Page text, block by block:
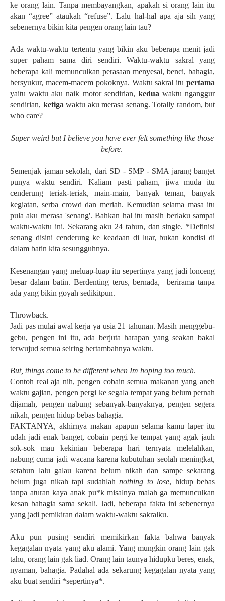
ke orang lain. Tanpa membayangkan, apakah si orang lain itu
akan “agree” ataukah “refuse”. Lalu hal-hal apa aja sih yang
sebenernya bikin kita pengen orang lain tau?
Ada waktu-waktu tertentu yang bikin aku beberapa menit jadi
super paham sama diri sendiri. Waktu-waktu sakral yang
beberapa kali memunculkan perasaan menyesal, benci, bahagia,
bersyukur, macem-macem pokoknya. Waktu sakral itu pertama
yaitu waktu aku naik motor sendirian, kedua waktu nganggur
sendirian, ketiga waktu aku merasa senang. Totally random, but
who care?
Super weird but I believe you have ever felt something like those
before.
Semenjak jaman sekolah, dari SD - SMP - SMA jarang banget
punya waktu sendiri. Kaliam pasti paham, jiwa muda itu
cenderung teriak-teriak, main-main, banyak teman, banyak
kegiatan, serba crowd dan meriah. Kemudian selama masa itu
pula aku merasa 'senang'. Bahkan hal itu masih berlaku sampai
waktu-waktu ini. Sekarang aku 24 tahun, dan single. *Definisi
senang disini cenderung ke keadaan di luar, bukan kondisi di
dalam batin kita sesungguhnya.
Kesenangan yang meluap-luap itu sepertinya yang jadi lonceng
besar dalam batin. Berdenting terus, bernada, berirama tanpa
ada yang bikin goyah sedikitpun.
Throwback.
Jadi pas mulai awal kerja ya usia 21 tahunan. Masih menggebu-
gebu, pengen ini itu, ada berjuta harapan yang seakan bakal
terwujud semua seiring bertambahnya waktu.
But, things come to be different when Im hoping too much.
Contoh real aja nih, pengen cobain semua makanan yang aneh
waktu gajian, pengen pergi ke segala tempat yang belum pernah
dijamah, pengen nabung sebanyak-banyaknya, pengen segera
nikah, pengen hidup bebas bahagia.
FAKTANYA, akhirnya makan apapun selama kamu laper itu
udah jadi enak banget, cobain pergi ke tempat yang agak jauh
sok-sok mau kekinian beberapa hari ternyata melelahkan,
nabung cuma jadi wacana karena kubutuhan seolah meningkat,
setahun lalu galau karena belum nikah dan sampe sekarang
belum juga nikah tapi sudahlahnothing to lose, hidup bebas
tanpa aturan kaya anak pu*k misalnya malah ga memunculkan
kesan bahagia sama sekali. Jadi, beberapa fakta ini sebenernya
yang jadi pemikiran dalam waktu-waktu sakralku.
Aku pun pusing sendiri memikirkan fakta bahwa banyak
kegagalan nyata yang aku alami. Yang mungkin orang lain gak
tahu, orang lain gak liad. Orang lain taunya hidupku beres, enak,
nyaman, bahagia. Padahal ada sekarung kegagalan nyata yang
aku buat sendiri *sepertinya*.